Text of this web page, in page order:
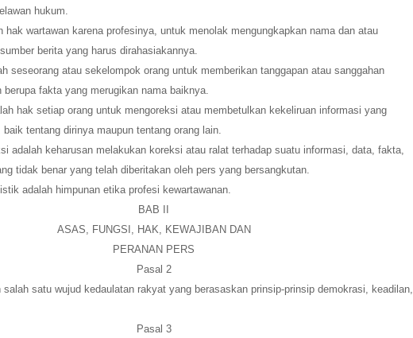
hukum.
hak wartawan karena profesinya, untuk menolak mengungkapkan nama dan atau
berita yang harus dirahasiakannya.
seseorang atau sekelompok orang untuk memberikan tanggapan atau sanggahan
berupa fakta yang merugikan nama baiknya.
hak setiap orang untuk mengoreksi atau membetulkan kekeliruan informasi yang
tentang dirinya maupun tentang orang lain.
adalah keharusan melakukan koreksi atau ralat terhadap suatu informasi, data, fakta,
tidak benar yang telah diberitakan oleh pers yang bersangkutan.
adalah himpunan etika profesi kewartawanan.
BAB II
ASAS, FUNGSI, HAK, KEWAJIBAN DAN
PERANAN PERS
Pasal 2
salah satu wujud kedaulatan rakyat yang berasaskan prinsip-prinsip demokrasi, keadilan,
Pasal 3